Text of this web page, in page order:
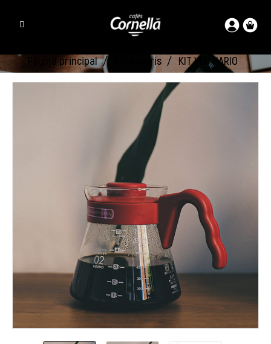
Pàgina principal Accessoris KIT V60 HARIO